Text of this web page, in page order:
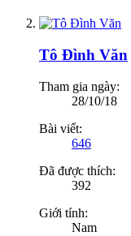
Tô Đình Văn
Tham gia ngày:
28/10/18
Bài viết:
646
Đã được thích:
392
Giới tính:
Nam